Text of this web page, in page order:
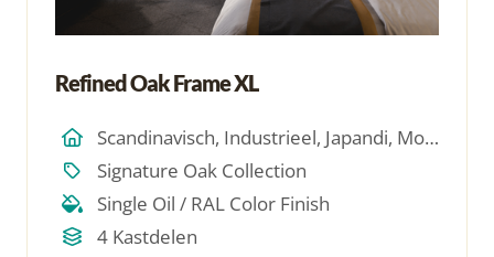
Refined Oak Frame XL
Scandinavisch, Industrieel, Japandi, Modern, Hotel Chique, Minimalistich
Signature Oak Collection
Single Oil / RAL Color Finish
4 Kastdelen